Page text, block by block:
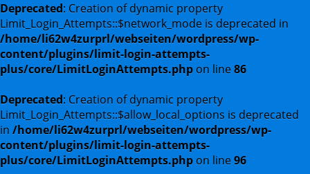
Deprecated: Creation of dynamic property
Limit_Login_Attempts::$network_mode is deprecated in
/home/li62w4zurprl/webseiten/wordpress/wp-
content/plugins/limit-login-attempts-
plus/core/LimitLoginAttempts.php on line86
Deprecated: Creation of dynamic property
Limit_Login_Attempts::$allow_local_options is deprecated
in /home/li62w4zurprl/webseiten/wordpress/wp-
content/plugins/limit-login-attempts-
plus/core/LimitLoginAttempts.php on line96